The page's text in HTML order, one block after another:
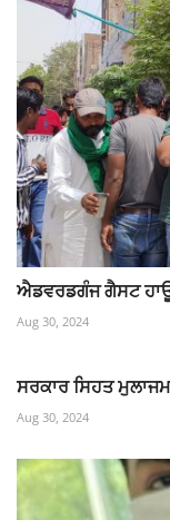
ਐਡਵਰਡਗੰਜ ਗੈਸਟ
Aug 30, 2024
ਸਰਕਾਰ ਸਿਹਤ
Aug 30, 2024